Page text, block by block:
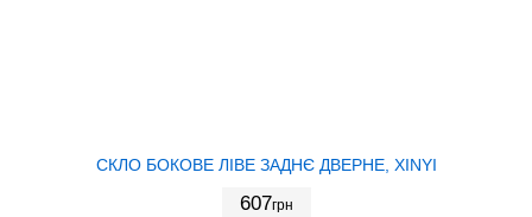
СКЛО БОКОВЕ ЛІВЕ ЗАДНЄ ДВЕРНЕ, XINYI
607грн